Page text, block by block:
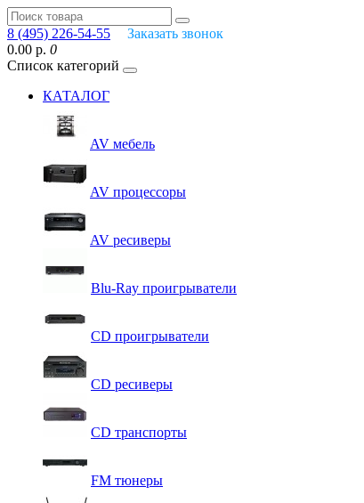
8 (495) 226-54-55
Заказать звонок
0.00 р. 0
Список категорий
КАТАЛОГ
AV мебель
AV процессоры
AV ресиверы
Blu-Ray проигрыватели
CD проигрыватели
CD ресиверы
CD транспорты
FM тюнеры